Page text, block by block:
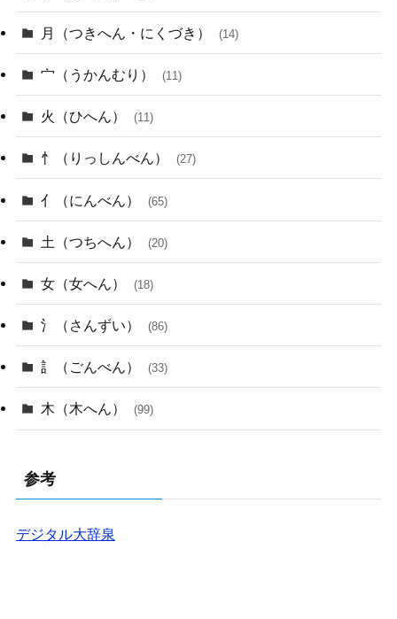
月（つきへん・にくづき） (14)
宀（うかんむり） (11)
火（ひへん） (11)
忄（りっしんべん） (27)
亻（にんべん） (65)
土（つちへん） (20)
女（女へん） (18)
氵（さんずい） (86)
訁（ごんべん） (33)
木（木へん） (99)
参考
デジタル大辞泉